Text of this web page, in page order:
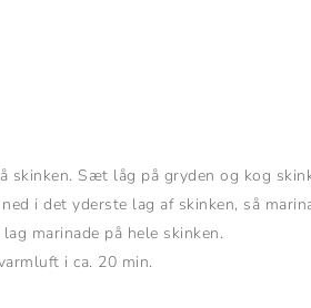
skinken. Sæt låg på gryden og kog
i det yderste lag af skinken, så
marinade på hele skinken.
i ca. 20 min.